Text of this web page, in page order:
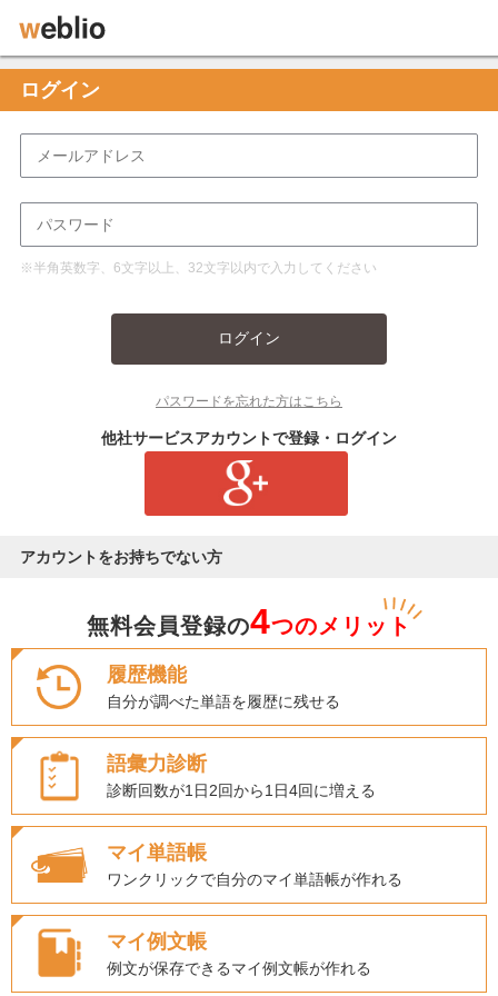
ログイン
※半角英数字、6文字以上、32文字以内で入力してください
ログイン
パスワードを忘れた方はこちら
他社サービスアカウントで登録・ログイン
アカウントをお持ちでない方
無料会員登録の4つのメリット
履歴機能
自分が調べた単語を履歴に残せる
語彙力診断
診断回数が1日2回から1日4回に増える
マイ単語帳
ワンクリックで自分のマイ単語帳が作れる
マイ例文帳
例文が保存できるマイ例文帳が作れる